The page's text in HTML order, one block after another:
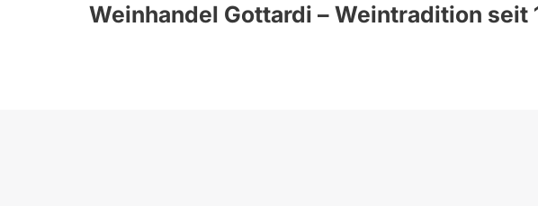
Weinhandel Gottardi – Weintradition seit